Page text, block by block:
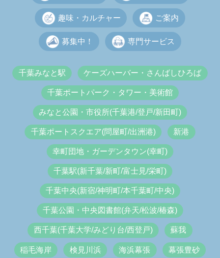
趣味・カルチャー ご案内
募集中！ 専門サービス
千葉みなと駅 ケーズハーバー・さんばしひろば
千葉ポートパーク・タワー・美術館
みなと公園・市役所(千葉港/登戸/新田町)
千葉ポートスクエア(問屋町/出洲港) 新港
幸町団地・ガーデンタウン(幸町)
千葉駅(新千葉/新町/富士見/栄町)
千葉中央(新宿/神明町/本千葉町/中央)
千葉公園・中央図書館(弁天/松波/椿森)
西千葉(千葉大学/みどり台/西登戸) 蘇我
稲毛海岸 検見川浜 海浜幕張 幕張豊砂